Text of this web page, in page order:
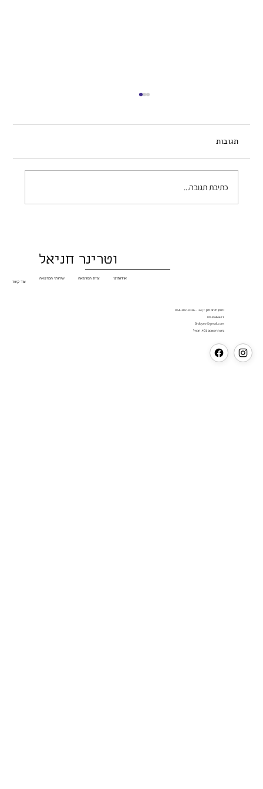
תגובות
כתיבת תגובה...
וטרינר חניאל
צור קשר
שירותי המרפאה צוות המרפאה אודותינו
טלפון חירום זמין 24/7 - 054-302-3036
09-8944471
Drdoyev@gmail.com
בית הראשונים 401 , חניאל